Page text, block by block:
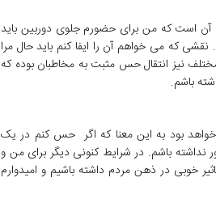
است که من برای حضورم جلوی دوربین باید
که می خواهم آن را ایفا کنم باید حال مرا
نیز انتقال حس مثبت به مخاطبان بوده که
باشم.
بود به این معنا که اگر حس کنم در یک
باشم. در شرایط کنونی دیگر برای من و
خوبی در ذهن مردم داشته باشیم و امیدوارم